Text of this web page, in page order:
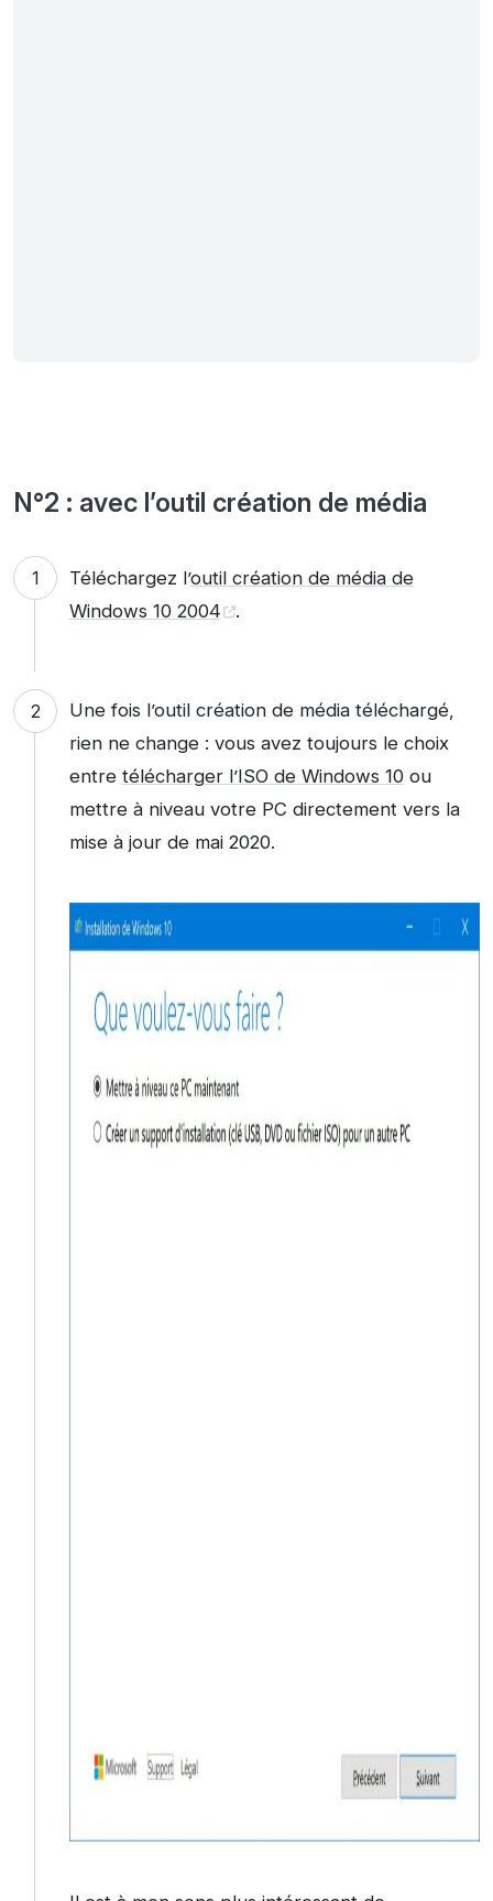
N°2 : avec l’outil création de média
Téléchargez l’outil création de média de
Windows 10 2004
.
Une fois l’outil création de média téléchargé,
rien ne change : vous avez toujours le choix
entre télécharger l’ISO de Windows 10 ou
mettre à niveau votre PC directement vers la
mise à jour de mai 2020.